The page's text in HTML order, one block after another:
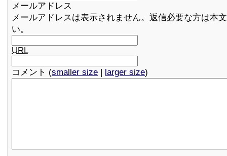
メールアドレス
メールアドレスは表示されません。返信必要な方は本
い。
URL
コメント (smaller size | larger size)